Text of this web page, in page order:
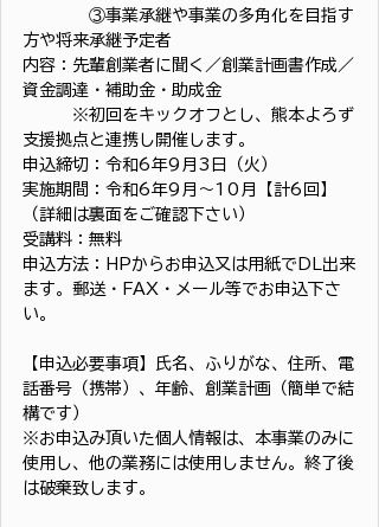
③事業承継や事業の多角化を目指す
方や将来承継予定者
内容：先輩創業者に聞く／創業計画書作成／
資金調達・補助金・助成金
※初回をキックオフとし、熊本よろず
支援拠点と連携し開催します。
申込締切：令和6年9月3日（火）
実施期間：令和6年9月～10月【計6回】
（詳細は裏面をご確認下さい）
受講料：無料
申込方法：HPからお申込又は用紙でDL出来
ます。郵送・FAX・メール等でお申込下さ
い。
【申込必要事項】氏名、ふりがな、住所、電
話番号（携帯）、年齢、創業計画（簡単で結
構です）
※お申込み頂いた個人情報は、本事業のみに
使用し、他の業務には使用しません。終了後
は破棄致します。